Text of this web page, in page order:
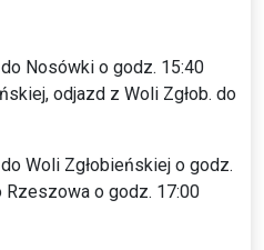
Nosówki o godz. 15:40
odjazd z Woli Zgłob. do
Woli Zgłobieńskiej o godz.
Rzeszowa o godz. 17:00